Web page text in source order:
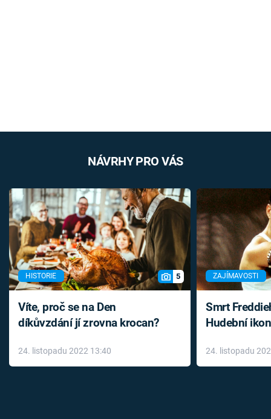
NÁVRHY PRO VÁS
HISTORIE 5
Víte, proč se na Den
díkůvzdání jí zrovna krocan?
24. listopadu 2022 13:40
ZAJÍMAVOSTI
Smrt
Hudební
léky
24. listopadu